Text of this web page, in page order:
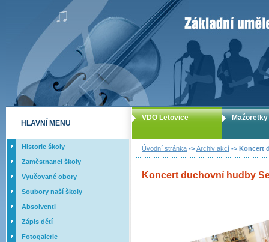
ZUŠ Letovice
Úvodní stránka -> Archiv akcí -> Koncert
Koncert duchovní hudby
VDO Letovice Mažoretky
HLAVNÍ MENU
Historie školy
Zaměstnanci školy
Vyučované obory
Soubory naší školy
Absolventi
Zápis dětí
Fotogalerie